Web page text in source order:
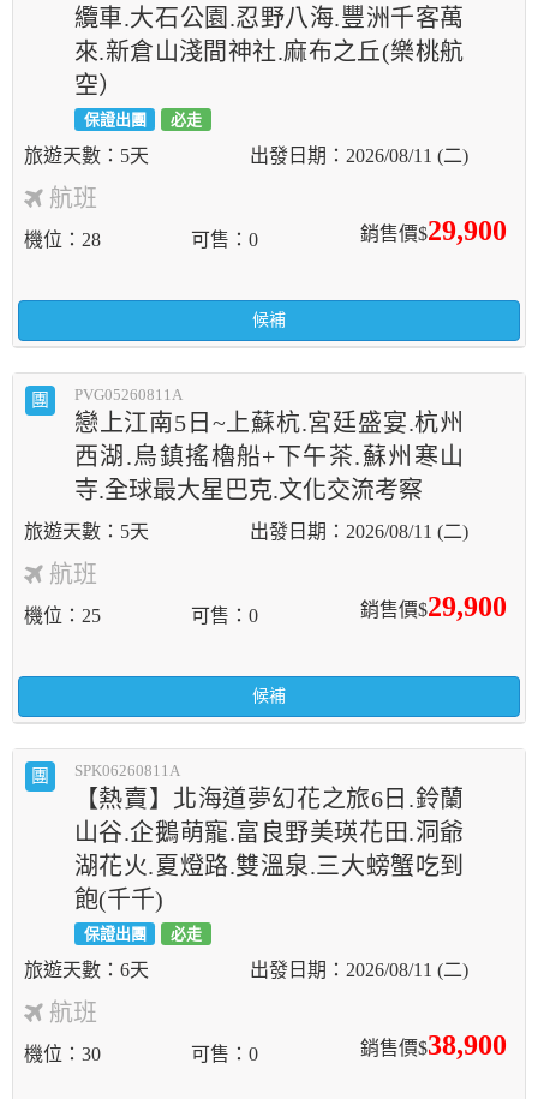
纜車.大石公園.忍野八海.豐洲千客萬
來.新倉山淺間神社.麻布之丘(樂桃航
空）
保證出團 必走
5天 2026/08/11 (二)
航班
銷售價$29,900
機位 28 可售 0
候補
團 PVG05260811A
戀上江南5日~上蘇杭.宮廷盛宴.杭州
西湖.烏鎮搖櫓船+下午茶.蘇州寒山
寺.全球最大星巴克.文化交流考察
5天 2026/08/11 (二)
航班
銷售價$29,900
機位 25 可售 0
候補
團 SPK06260811A
【熱賣】北海道夢幻花之旅6日.鈴蘭
山谷.企鵝萌寵.富良野美瑛花田.洞爺
湖花火.夏燈路.雙溫泉.三大螃蟹吃到
飽(千千)
保證出團 必走
6天 2026/08/11 (二)
航班
銷售價$38,900
機位 30 可售 0